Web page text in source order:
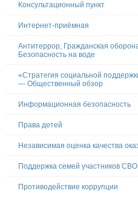
Консультационный пункт
Интернет-приёмная
Антитеррор, Гражданская
Безопасность на воде
«Стратегия социальной
— Общественный обзор
Информационная безопасность
Права детей
Независимая оценка качества
Поддержка семей участников СВО
Противодействие коррупции